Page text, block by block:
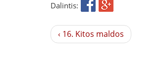
Dalintis:
‹ 16. Kitos maldos